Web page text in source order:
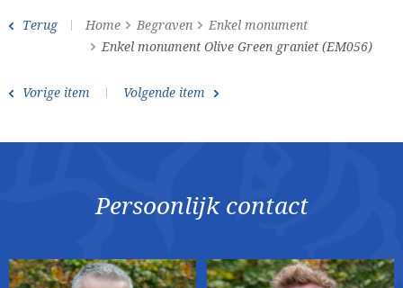
Terug Home Begraven
Enkel monument
Enkel monument Olive Green graniet (EM056)
Vorige item Volgende item
Persoonlijk contact